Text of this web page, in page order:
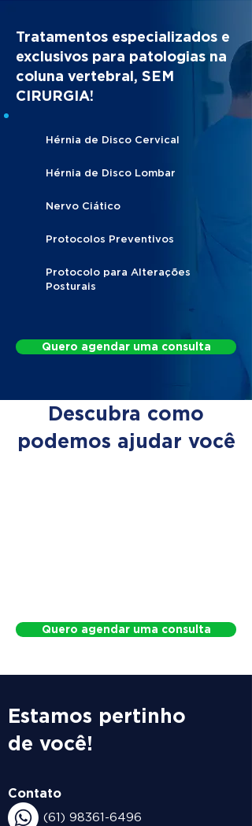
Tratamentos especializados e
exclusivos para patologias na
coluna vertebral, SEM
CIRURGIA!
Hérnia de Disco Cervical
Hérnia de Disco Lombar
Nervo Ciático
Protocolos Preventivos
Protocolo para Alterações
Posturais
Quero agendar uma consulta
Descubra como
podemos ajudar você
Quero agendar uma consulta
Estamos pertinho
de você!
Contato
(61) 98361-6496